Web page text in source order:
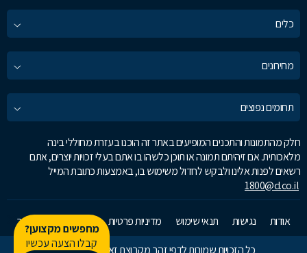
מחפשים מקצוען?
קבלו הצעה עכשיו
כלים
מחירונים
תחומים נפוצים
חלק מהתמונות והתכנים המופיעים באתר זה הוכנו בעזרת מחוללי בינה
מלאכותית. אם זיהיתם תמונה או תוכן כלשהו בו אתם בעלי זכויות יוצרים, אתם
רשאים לפנות אלינו ולבקש לחדול משימוש בו, באמצעות כתובת המייל
1800@d.co.il
אודות נגישות תנאי שימוש מדיניות פרטיות
צרו קשר
כל הזכויות שמורות לדפי זהב מקבוצת זאפ גרופ © 2026